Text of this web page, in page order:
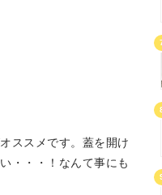
ススメです。蓋を開け
・・・！なんて事にも